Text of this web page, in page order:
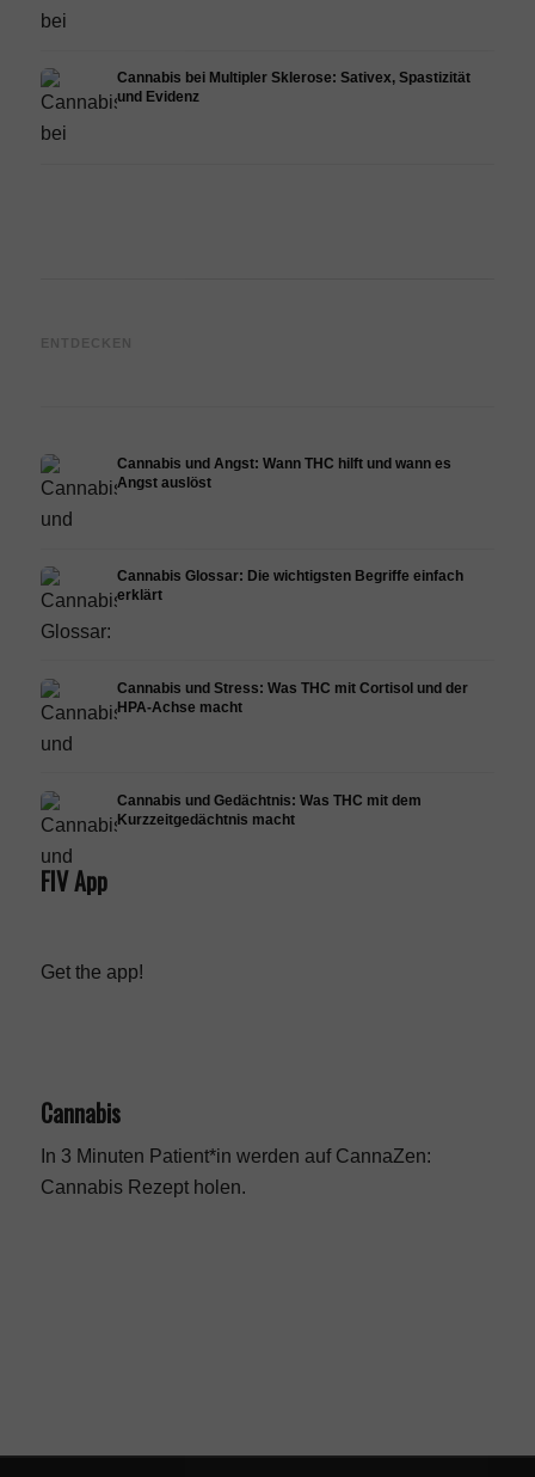
Cannabis bei Multipler Sklerose: Sativex, Spastizität
und Evidenz
ENTDECKEN
Epidiolex und der Stand der
Cannabis und Angst: Wann THC hilft und wann es
Angst auslöst
Cannabis Glossar: Die wichtigsten Begriffe einfach
erklärt
Cannabis und Stress: Was THC mit Cortisol und der
HPA-Achse macht
Cannabis und Gedächtnis: Was THC mit dem
Kurzzeitgedächtnis macht
FIV App
Get the app!
Cannabis
In 3 Minuten Patient*in werden auf CannaZen:
Cannabis Rezeptholen.